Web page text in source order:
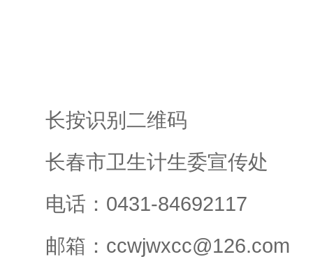
长按识别二维码
长春市卫生计生委宣传处
电话：0431-84692117
邮箱：ccwjwxcc@126.com